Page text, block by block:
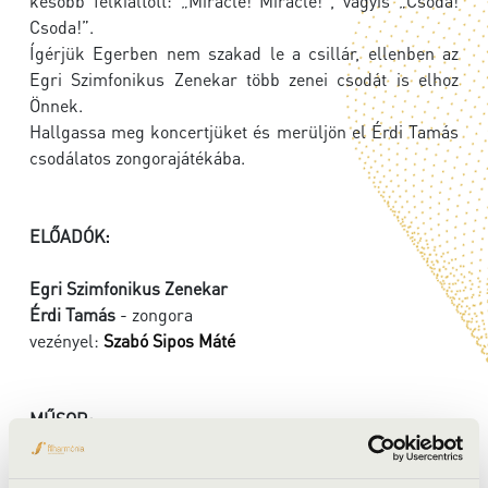
Csoda!”.
Ígérjük Egerben nem szakad le a csillár, ellenben az
Egri Szimfonikus Zenekar több zenei csodát is elhoz
Önnek.
Hallgassa meg koncertjüket és merüljön el Érdi Tamás
csodálatos zongorajátékába.
ELŐADÓK:
Egri Szimfonikus Zenekar
Érdi Tamás - zongora
vezényel: Szabó Sipos Máté
MŰSOR: